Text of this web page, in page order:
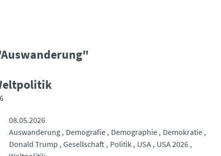
08.05.2026
Auswanderung Demografie Demographie
Demokratie
Donald Trump Gesellschaft Politik USA
USA 2026